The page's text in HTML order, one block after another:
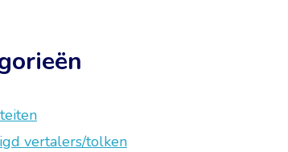
vertalers/tolken